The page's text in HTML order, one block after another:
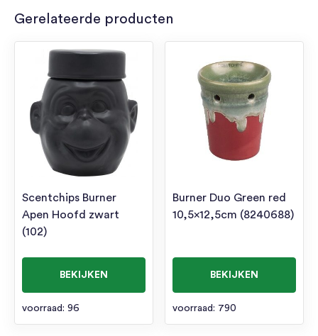
Gerelateerde producten
Scentchips Burner
Apen Hoofd zwart
(102)
BEKIJKEN
voorraad: 96
Burner Duo Green red
10,5×12,5cm (8240688)
BEKIJKEN
voorraad: 790